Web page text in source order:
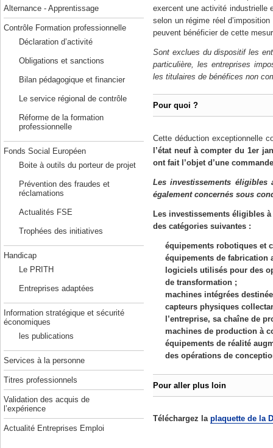
Alternance - Apprentissage
Contrôle Formation professionnelle
Déclaration d’activité
Obligations et sanctions
Bilan pédagogique et financier
Le service régional de contrôle
Réforme de la formation
professionnelle
Fonds Social Européen
Boite à outils du porteur de projet
Prévention des fraudes et
réclamations
Actualités FSE
Trophées des initiatives
Handicap
Le PRITH
Entreprises adaptées
Information stratégique et sécurité
économiques
les publications
Services à la personne
Titres professionnels
Validation des acquis de
l’expérience
Actualité Entreprises Emploi
exercent une activité industrielle
selon un régime réel
peuvent bénéficier de cette
Sont exclues du dispositif les
particulière, les entreprises
les titulaires de bénéfices non
Pour quoi ?
Cette déduction exceptionnelle
l’état neuf à compter du 1er
ont fait l’objet d’une
Les investissements
également concernés sous
Les investissements éligibles
des catégories suivantes :
équipements robotiques et
équipements de fabrication
logiciels utilisés pour des
de transformation ;
machines intégrées
capteurs physiques
l’entreprise, sa chaîne de
machines de production à
équipements de réalité
des opérations de
Pour aller plus loin
Téléchargez la plaquette de la